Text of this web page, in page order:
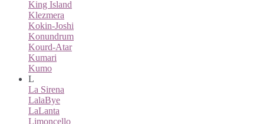
King Island
Klezmera
Kokin-Joshi
Konundrum
Kourd-Atar
Kumari
Kumo
L
La Sirena
LalaBye
LaLanta
Limoncello